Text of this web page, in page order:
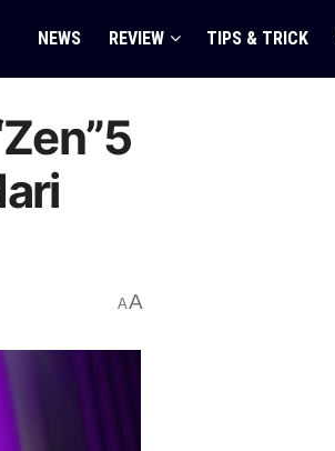
NEWS REVIEW TIPS & TRICK
AA